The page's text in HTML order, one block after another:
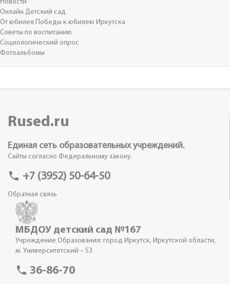
Новости
Онлайн Детский сад
От юбилея Победы к юбилею Иркутска
Советы по воспитанию
Социологический опрос
Фотоальбомы
Rused.ru
Единая сеть образовательных учреждений.
Сайты согласно Федеральному закону.
phone +7 (3952) 50-64-50
Обратная связь
МБДОУ детский сад №167
Учреждение Образования: город Иркутск, Иркутской области,
м. Университетский – 53
phone 36-86-70